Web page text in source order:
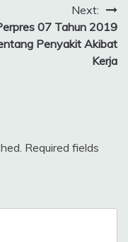
Next:
07 Tahun 2019
Penyakit Akibat
Kerja
Required fields